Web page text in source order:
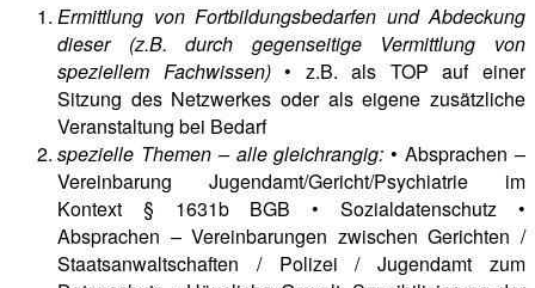
Ermittlung von Fortbildungsbedarfen und Abdeckung
dieser (z.B. durch gegenseitige Vermittlung von
speziellem Fachwissen)• z.B. als TOP auf einer
Sitzung des Netzwerkes oder als eigene zusätzliche
Veranstaltung bei Bedarf
spezielle Themen – alle gleichrangig:• Absprachen –
Vereinbarung Jugendamt/Gericht/Psychiatrie im
Kontext § 1631b BGB • Sozialdatenschutz •
Absprachen – Vereinbarungen zwischen Gerichten /
Staatsanwaltschaften / Polizei / Jugendamt zum